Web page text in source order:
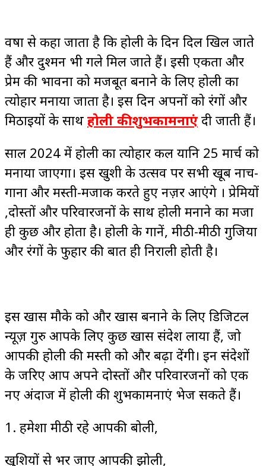
वर्षो से कहा जाता है कि होली के दिन दिल खिल जाते
हैं और दुश्मन भी गले मिल जाते हैं। इसी एकता और
प्रेम की भावना को मजबूत बनाने के लिए होली का
त्योहार मनाया जाता है। इस दिन अपनों को रंगों और
मिठाइयों के साथ होली की शुभकामनाएं दी जाती हैं।
साल 2024 में होली का त्योहार कल यानि 25 मार्च को
मनाया जाएगा। इस खुशी के उत्सव पर सभी खूब नाच-
गाना और मस्ती-मजाक करते हुए नज़र आएंगे । प्रेमियों
,दोस्तों और परिवारजनों के साथ होली मनाने का मजा
ही कुछ और होता है। होली के गानें, मीठी-मीठी गुजिया
और रंगों के फुहार की बात ही निराली होती है।
इस खास मौके को और खास बनाने के लिए डिजिटल
न्यूज़ गुरु आपके लिए कुछ खास संदेश लाया हैं, जो
आपकी होली की मस्ती को और बढ़ा देंगी। इन संदेशों
के जरिए आप अपने दोस्तों और परिवारजनों को एक
नए अंदाज में होली की शुभकामनाएं भेज सकते हैं।
1. हमेशा मीठी रहे आपकी बोली,
खुशियों से भर जाए आपकी झोली,